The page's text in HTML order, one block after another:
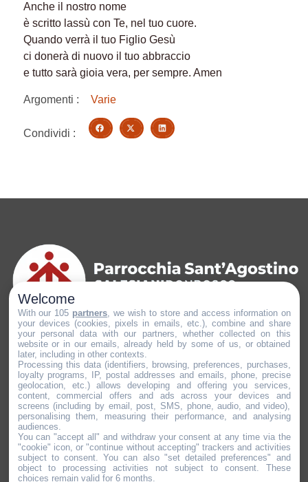
Anche il nostro nome
è scritto lassù con Te, nel tuo cuore.
Quando verrà il tuo Figlio Gesù
ci donerà di nuovo il tuo abbraccio
e tutto sarà gioia vera, per sempre. Amen
Argomenti : Varie
Condividi :
Comunità Pastorale Sant’Agostino – Milano.
Luogo di preghiera, incontro e condivisione.
Ci trovi anche su:
Welcome
With our 105 partners , we wish to store and access information on
your devices (cookies, pixels in emails, etc.), combine and share
your personal data with our partners, whether collected on this
website or in our emails, already held by some of us, or obtained
later, including in other contexts.
Processing this data (identifiers, browsing, preferences, purchases,
loyalty programs, IP, postal addresses and emails, phone, precise
geolocation, etc.) allows developing and offering you services,
content, commercial offers and ads across your devices and
screens (including by email, post, SMS, phone, audio, and video),
personalising them, measuring their performance, and analysing
audiences.
You can "accept all" and withdraw your consent at any time via the
"cookie" icon, or "continue without accepting" trackers and activities
subject to consent. You can also "set detailed preferences" and
object to processing activities not subject to consent. These
choices remain valid for 6 months.